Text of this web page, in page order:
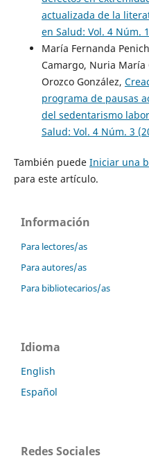
actualizada de la
en Salud: Vol. 4 Núm.
María Fernanda
Camargo, Nuria María
Orozco González,
programa de pausas
del sedentarismo
Salud: Vol. 4 Núm. 3
También puede Iniciar una
para este artículo.
Información
Para lectores/as
Para autores/as
Para bibliotecarios/as
Idioma
English
Español
Redes Sociales